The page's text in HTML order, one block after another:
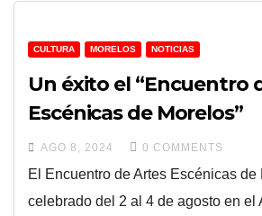
CULTURA MORELOS NOTICIAS
Un éxito el “Encuentro
Escénicas de Morelos”
AGO 8, 2024 0 COMMENTS
El Encuentro de Artes Escénicas de
celebrado del 2 al 4 de agosto en el